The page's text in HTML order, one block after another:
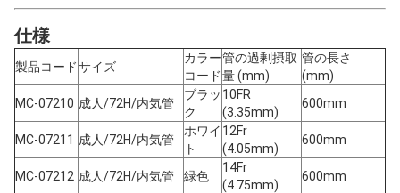
仕様
製品コードサイズ
カラー
コード
管の過剰摂取
量 (mm)
管の長さ
(mm)
MC-07210 成人/72H/内気管
ブラッ
ク
10FR
(3.35mm)
600mm
MC-07211 成人/72H/内気管
ホワイ
ト
12Fr
(4.05mm)
600mm
MC-07212 成人/72H/内気管 緑色
14Fr
(4.75mm)
600mm